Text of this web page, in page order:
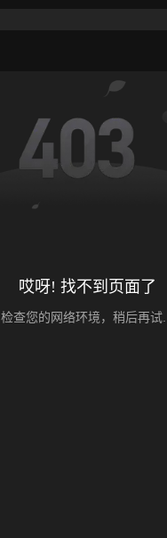
哎呀! 找不到页面了
检查您的网络环境，稍后再试...